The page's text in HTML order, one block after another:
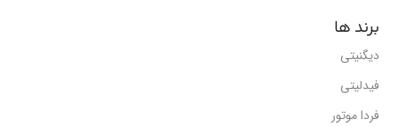
برند ها
دیگنیتی
فیدلیتی
فردا موتور